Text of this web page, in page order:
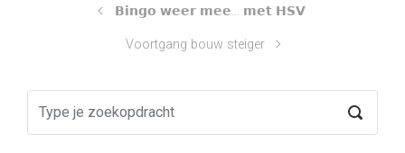
𝗕𝗶𝗻𝗴𝗼 𝘄𝗲𝗲𝗿 𝗺𝗲𝗲… 𝗺𝗲𝘁 𝗛𝗦𝗩
Voortgang bouw steiger